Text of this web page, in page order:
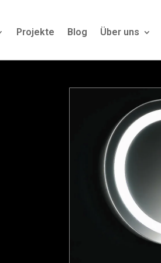
Projekte Blog Über uns